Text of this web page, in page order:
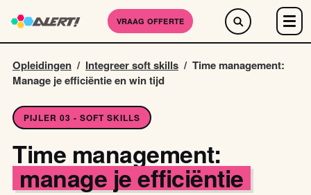
VRAAG OFFERTE
Opleidingen / Integreer soft skills / Time management:
Manage je efficiëntie en win tijd
PIJLER 03 - SOFT SKILLS
Time management:
manage je efficiëntie